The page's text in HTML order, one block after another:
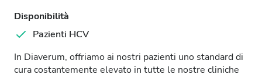
Disponibilità
Pazienti HCV
In Diaverum, offriamo ai nostri pazienti uno standard di
cura costantemente elevato in tutte le nostre cliniche